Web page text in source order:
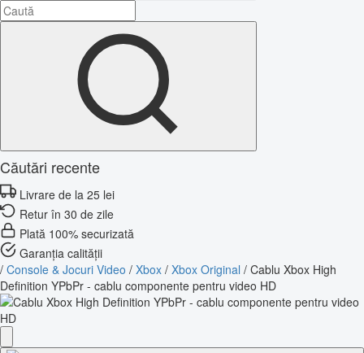
Căutări recente
Livrare de la 25 lei
Retur în 30 de zile
Plată 100% securizată
Garanția calității
/ Console & Jocuri Video / Xbox / Xbox Original / Cablu Xbox High
Definition YPbPr - cablu componente pentru video HD